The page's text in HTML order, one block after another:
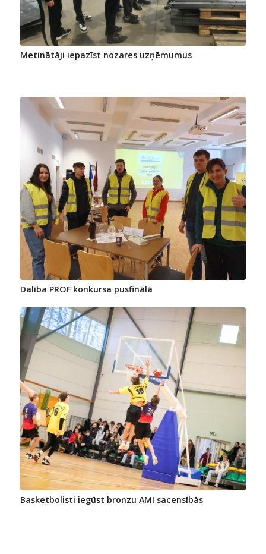
Metinātāji iepazīst nozares uzņēmumus
Dalība PROF konkursa pusfinālā
Basketbolisti iegūst bronzu AMI sacensībās